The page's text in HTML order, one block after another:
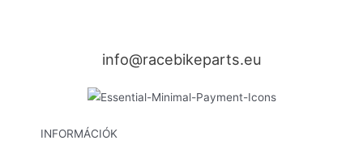
info@racebikeparts.eu
INFORMÁCIÓK